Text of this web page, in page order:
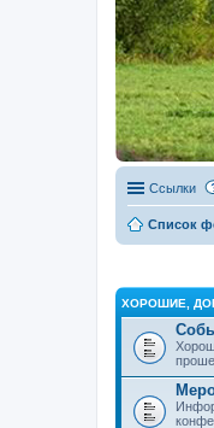
Ссылки
Список
ХОРОШИЕ,